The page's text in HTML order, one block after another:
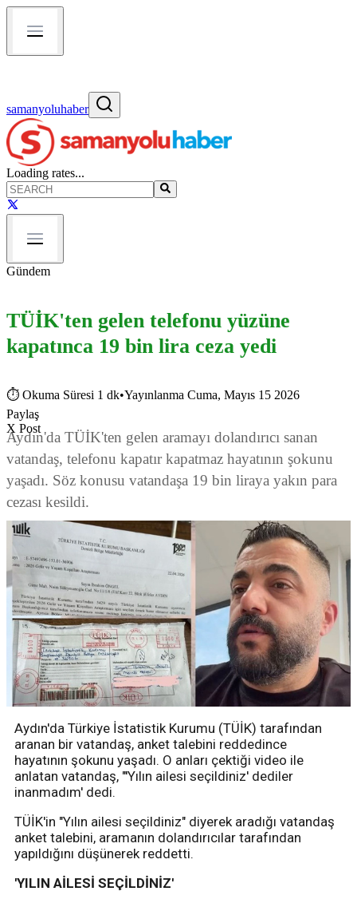
samanyoluhaber
Loading rates...
Gündem
TÜİK'ten gelen telefonu yüzüne
kapatınca 19 bin lira ceza yedi
⏱ Okuma Süresi 1 dk•Yayınlanma Cuma, Mayıs 15 2026
Paylaş
X Post
Aydın'da TÜİK'ten gelen aramayı dolandırıcı sanan
vatandaş, telefonu kapatır kapatmaz hayatının şokunu
yaşadı. Söz konusu vatandaşa 19 bin liraya yakın para
cezası kesildi.
Aydın'da Türkiye İstatistik Kurumu (TÜİK) tarafından
aranan bir vatandaş, anket talebini reddedince
hayatının şokunu yaşadı. O anları çektiği video ile
anlatan vatandaş, "'Yılın ailesi seçildiniz' dediler
inanmadım' dedi.
TÜİK'in "Yılın ailesi seçildiniz" diyerek aradığı vatandaş
anket talebini, aramanın dolandırıcılar tarafından
yapıldığını düşünerek reddetti.
'YILIN AİLESİ SEÇİLDİNİZ'